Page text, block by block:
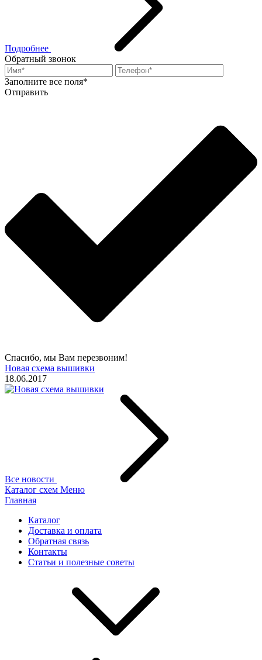
Подробнее
Обратный звонок
Заполните все поля*
Отправить
Спасибо, мы Вам перезвоним!
Новая схема вышивки
18.06.2017
Все новости
Каталог схем Меню
Главная
Каталог
Доставка и оплата
Обратная связь
Контакты
Статьи и полезные советы